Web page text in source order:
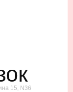
15, N36